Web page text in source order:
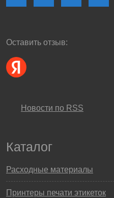
Оставить отзыв:
Новости по RSS
Каталог
Расходные материалы
Принтеры печати этикеток